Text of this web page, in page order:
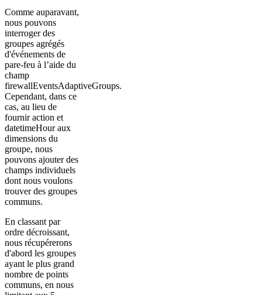
Comme auparavant,
nous pouvons
interroger des
groupes agrégés
d'événements de
pare-feu à l’aide du
champ
firewallEventsAdaptiveGroups.
Cependant, dans ce
cas, au lieu de
fournir action et
datetimeHour aux
dimensions du
groupe, nous
pouvons ajouter des
champs individuels
dont nous voulons
trouver des groupes
communs.
En classant par
ordre décroissant,
nous récupérerons
d'abord les groupes
ayant le plus grand
nombre de points
communs, en nous